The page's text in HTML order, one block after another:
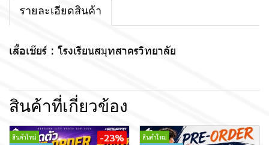
รายละเอียดสินค้า
เสื้อเชียร์ : โรงเรียนสมุทสาครวิทยาลัย
สินค้าที่เกี่ยวข้อง
สินค้าใหม่
-23%
สินค้าใหม่